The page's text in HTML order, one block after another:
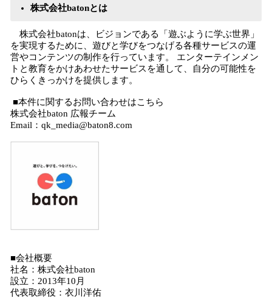
株式会社batonとは
株式会社batonは、ビジョンである「遊ぶように学ぶ世界」
を実現するために、遊びと学びをつなげる各種サービスの運
営やコンテンツの制作を行っています。 エンターテインメン
トと教育をかけあわせたサービスを通して、自分の可能性を
ひらくきっかけを提供します。
■本件に関するお問い合わせはこちら
株式会社baton 広報チーム
Email：qk_media@baton8.com
■会社概要
社名：株式会社baton
設立：2013年10月
代表取締役：衣川洋佑